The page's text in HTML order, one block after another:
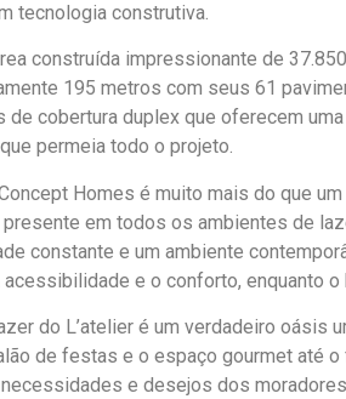
tecnologia construtiva.
construída impressionante de
195 metros com seus 61
de cobertura duplex que oferecem
permeia todo o projeto.
Homes é muito mais do que
presente em todos os ambientes de
constante e um ambiente
acessibilidade e o conforto, enquanto
do L’atelier é um verdadeiro oásis
de festas e o espaço gourmet até
e desejos dos